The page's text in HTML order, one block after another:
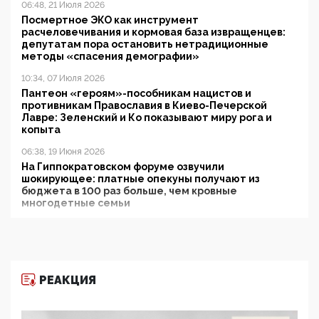
06:48, 21 Июля 2026
Посмертное ЭКО как инструмент
расчеловечивания и кормовая база извращенцев:
депутатам пора остановить нетрадиционные
методы «спасения демографии»
10:34, 07 Июля 2026
Пантеон «героям»-пособникам нацистов и
противникам Православия в Киево-Печерской
Лавре: Зеленский и Ко показывают миру рога и
копыта
06:38, 19 Июня 2026
На Гиппократовском форуме озвучили
шокирующее: платные опекуны получают из
бюджета в 100 раз больше, чем кровные
многодетные семьи
11:53, 09 Июня 2026
деятельность ИИТО ЮНЕСКО в России, но
РЕАКЦИЯ